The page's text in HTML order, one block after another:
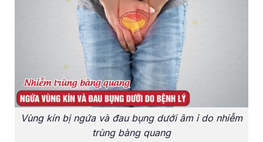
Vùng kín bị ngứa và đau bụng dưới âm ỉ do nhiễm
trùng bàng quang